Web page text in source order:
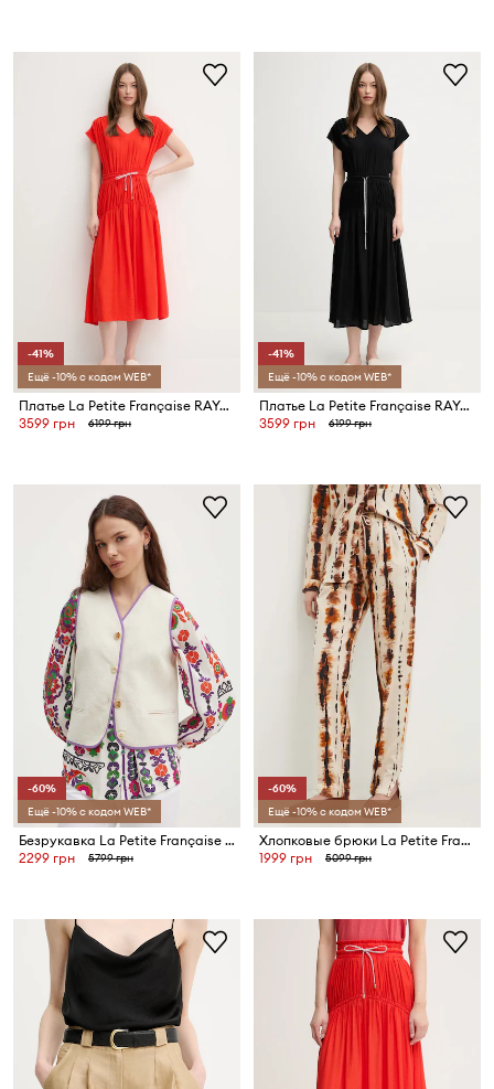
-41%
Ещё -10% с кодом WEB*
Платье La Petite Française RAYAN
3599 грн
6199 грн
-41%
Ещё -10% с кодом WEB*
Платье La Petite Française RAYAN
3599 грн
6199 грн
-60%
Ещё -10% с кодом WEB*
Безрукавка La Petite Française GALAXIE
2299 грн
5799 грн
-60%
Ещё -10% с кодом WEB*
Хлопковые брюки La Petite Française PENDULE
1999 грн
5099 грн